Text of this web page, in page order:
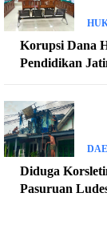
Korupsi Dana
Pendidikan
Diduga
Pasuruan